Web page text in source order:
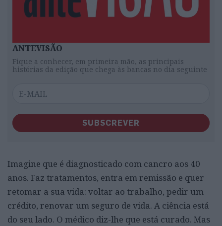
ANTEVISÃO
Fique a conhecer, em primeira mão, as principais
histórias da edição que chega às bancas no dia seguinte
SUBSCREVER
Imagine que é diagnosticado com cancro aos 40
anos. Faz tratamentos, entra em remissão e quer
retomar a sua vida: voltar ao trabalho, pedir um
crédito, renovar um seguro de vida. A ciência está
do seu lado. O médico diz-lhe que está curado. Mas